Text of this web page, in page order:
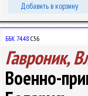
Добавить в корзину
ББК 74.48 С56
Гавроник,
Военно-